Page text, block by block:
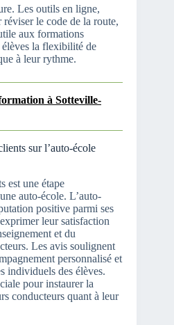
Les outils en ligne,
le code de la route,
aux formations
la flexibilité de
à leur rythme.
à Sotteville-
sur l’auto-école
est une étape
auto-école. L’auto-
positive parmi ses
leur satisfaction
et du
Les avis soulignent
personnalisé et
individuels des élèves.
pour instaurer la
conducteurs quant à leur